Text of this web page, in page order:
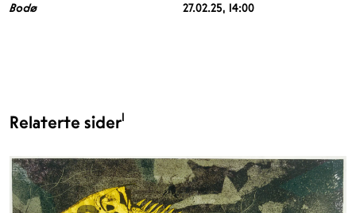
Bodø 27.02.25, 14:00
Relaterte sider1